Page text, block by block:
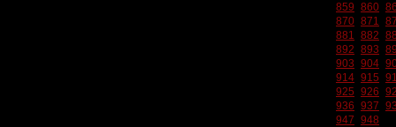
859 860
870 871
881 882
892 893
903 904
914 915
925 926
936 937
947 948